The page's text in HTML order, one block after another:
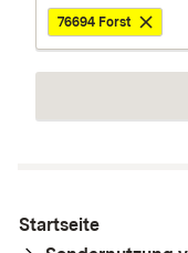
76694 Forst
Startseite